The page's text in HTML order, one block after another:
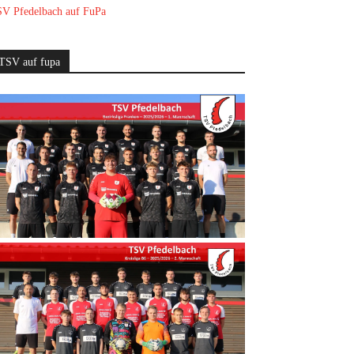
Pfedelbach auf FuPa
auf fupa